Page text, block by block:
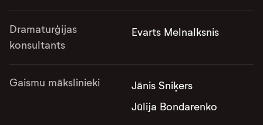
Dramaturģijas
konsultants
Evarts Melnalksnis
Gaismu mākslinieki
Jānis Sniķers
Jūlija Bondarenko